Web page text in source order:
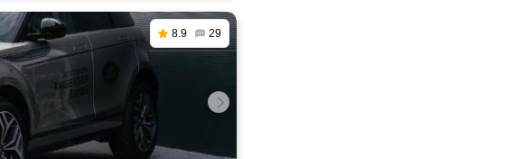
8.9 29